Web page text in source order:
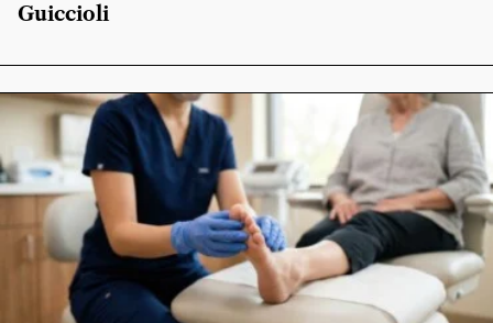
Guiccioli